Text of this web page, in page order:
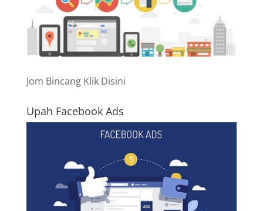
Jom Bincang Klik Disini
Upah Facebook Ads